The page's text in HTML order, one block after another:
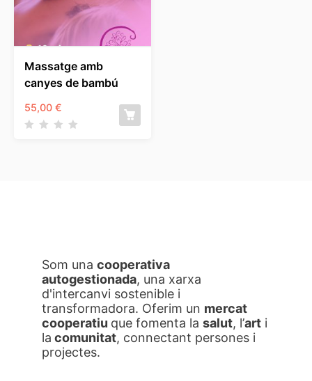
Massatge amb
canyes de bambú
55,00 €
Som una cooperativa
autogestionada, una xarxa
d'intercanvi sostenible i
transformadora. Oferim un mercat
cooperatiu que fomenta la salut, l’art i
la comunitat, connectant persones i
projectes.